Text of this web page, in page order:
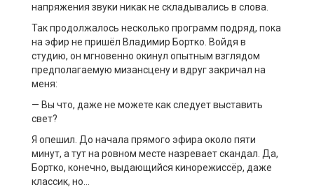
напряжения звуки никак не складывались в слова.
Так продолжалось несколько программ подряд, пока
на эфир не пришёл Владимир Бортко. Войдя в
студию, он мгновенно окинул опытным взглядом
предполагаемую мизансцену и вдруг закричал на
меня:
— Вы что, даже не можете как следует выставить
свет?
Я опешил. До начала прямого эфира около пяти
минут, а тут на ровном месте назревает скандал. Да,
Бортко, конечно, выдающийся кинорежиссёр, даже
классик, но…